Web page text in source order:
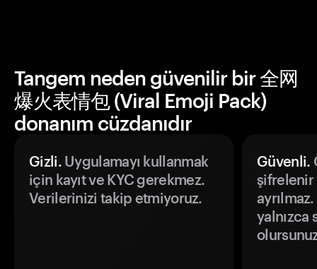
Tangem neden güvenilir bir 全网
爆火表情包 (Viral Emoji Pack)
donanım cüzdanıdır
Gizli.Uygulamayı kullanmak
için kayıt ve KYC gerekmez.
Verilerinizi takip etmiyoruz.
Güvenli.
şifrelenir
yalnızca